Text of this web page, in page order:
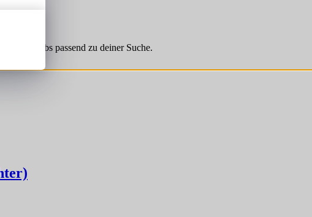
Jobs passend zu deiner Suche.